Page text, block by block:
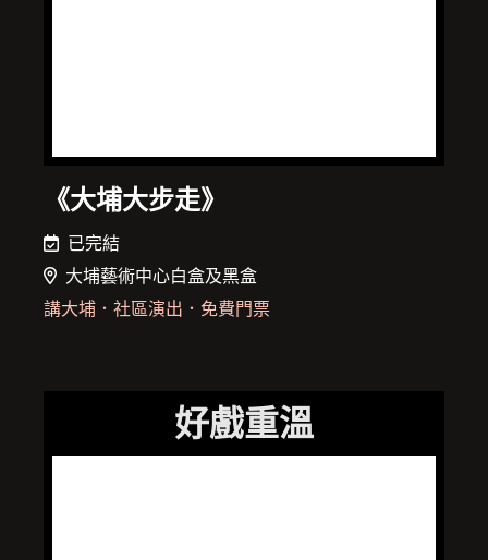
《大埔大步走》
已完結
大埔藝術中心白盒及黑盒
講大埔． 社區演出 ． 免費門票
好戲重溫